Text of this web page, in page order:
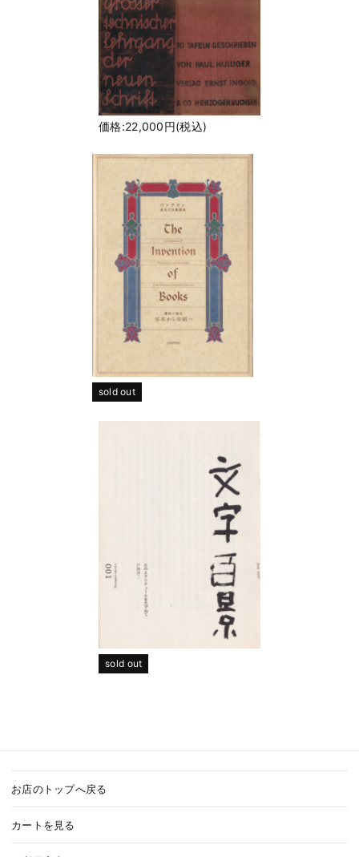
価格:22,000円(税込)
sold out
sold out
お店のトップへ戻る
カートを見る